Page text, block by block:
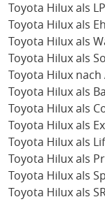
Toyota Hilux als
Toyota Hilux als
Toyota Hilux als
Toyota Hilux als
Toyota Hilux
Toyota Hilux als
Toyota Hilux als
Toyota Hilux als
Toyota Hilux als
Toyota Hilux als
Toyota Hilux als
Toyota Hilux als